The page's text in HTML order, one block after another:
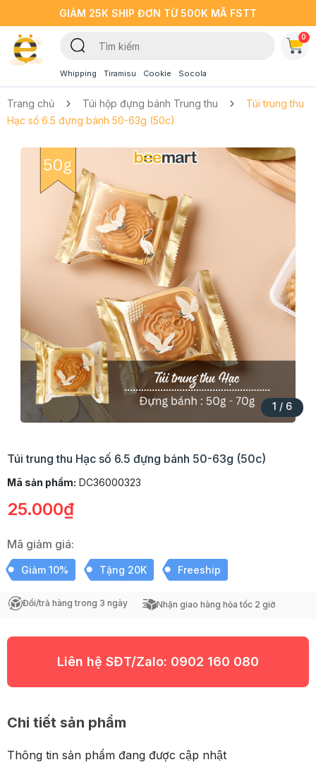
GIẢM 25K SHIP ĐƠN TỪ 500K MÃ FSTT
Whipping Tiramisu Cookie Socola
0
Trang chủ Túi hộp đựng bánh Trung thu
Túi trung thu
Hạc số 6.5 đựng bánh 50-63g (50c)
1 / 6
Túi trung thu Hạc số 6.5 đựng bánh 50-63g (50c)
Mã sản phẩm: DC36000323
25.000₫
Mã giảm giá:
Giảm 10% Tặng 20K Freeship
Đổi/trả hàng trong 3 ngày Nhận giao hàng hỏa tốc 2 giờ
Liên hệ SĐT/Zalo: 0902 160 080
Chi tiết sản phẩm
Thông tin sản phẩm đang được cập nhật